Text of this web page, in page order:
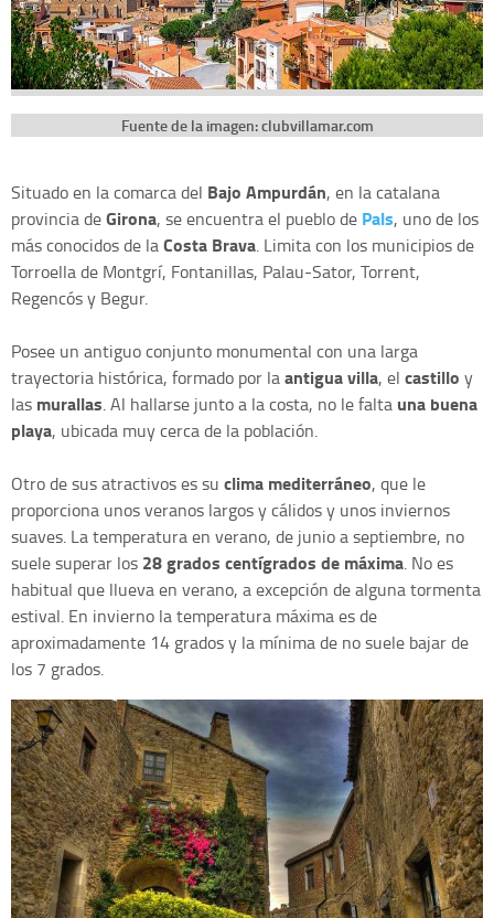
Fuente de la imagen: clubvillamar.com
Situado en la comarca del Bajo Ampurdán, en la catalana
provincia deGirona, se encuentra el pueblo de Pals, uno de los
más conocidos de laCosta Brava. Limita con los municipios de
Torroella de Montgrí, Fontanillas, Palau-Sator, Torrent,
Regencós y Begur.
Posee un antiguo conjunto monumental con una larga
trayectoria histórica, formado por laantigua villa, el castillo y
las murallas. Al hallarse junto a la costa, no le falta una buena
playa, ubicada muy cerca de la población.
Otro de sus atractivos es su clima mediterráneo, que le
proporciona unos veranos largos y cálidos y unos inviernos
suaves. La temperatura en verano, de junio a septiembre, no
suele superar los 28 grados centígrados de máxima. No es
habitual que llueva en verano, a excepción de alguna tormenta
estival. En invierno la temperatura máxima es de
aproximadamente 14 grados y la mínima de no suele bajar de
los 7 grados.